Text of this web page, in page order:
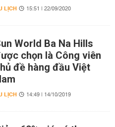
LỊCH 15:51 | 22/09/2020
World Ba Na Hills
chọn là Công viên
đề hàng đầu Việt
LỊCH 14:49 | 14/10/2019